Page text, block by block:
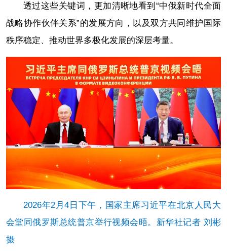
透过这些关键词，更加清晰地看到“中俄新时代全面
战略协作伙伴关系”的发展方向，以及双方共同维护国际
秩序稳定、推动世界多极化发展的深层考量。
2026年2月4日下午，国家主席习近平在北京人民大
会堂同俄罗斯总统普京举行视频会晤。新华社记者 刘彬
摄